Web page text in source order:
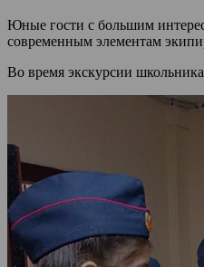
Юные гости с большим
современным элементам
Во время экскурсии